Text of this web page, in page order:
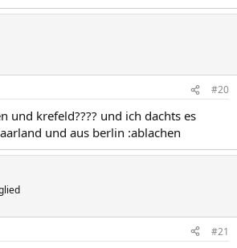
#20
und krefeld???? und ich dachts es
und aus berlin :ablachen
#21